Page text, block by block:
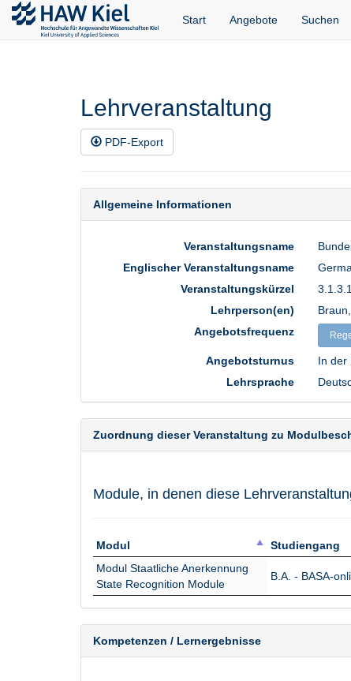
Start Angebote Suchen
Lehrveranstaltung
PDF-Export
Allgemeine Informationen
Veranstaltungsname
Englischer Veranstaltungsname
Veranstaltungskürzel
Lehrperson(en)
Angebotsfrequenz
Angebotsturnus
In der
Lehrsprache
Zuordnung dieser Veranstaltung zu
Module, in denen diese
Modul Studiengang
Modul
Modul Staatliche Anerkennung
State Recognition Module
B.A. - BASA-
Kompetenzen / Lernergebnisse